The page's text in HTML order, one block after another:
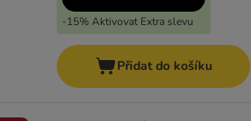
-15% Aktivovat Extra slevu
Přidat do košíku